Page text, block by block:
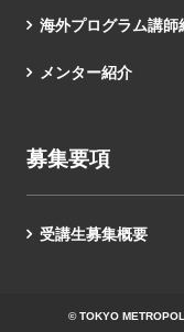
海外プログラム講師
メンター紹介
募集要項
受講生募集概要
© TOKYO